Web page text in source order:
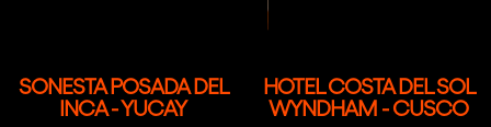
SONESTA POSADA DEL
INCA - YUCAY
HOTEL COSTA DEL SOL
WYNDHAM - CUSCO